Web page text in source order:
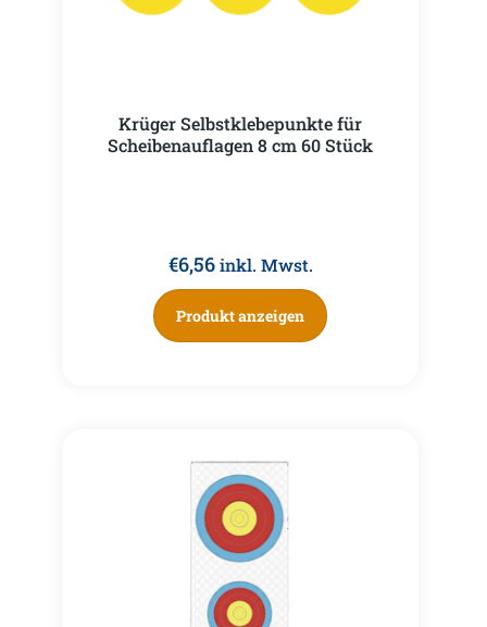
Krüger Selbstklebepunkte für
Scheibenauflagen 8 cm 60 Stück
€6,56 inkl. Mwst.
Produkt anzeigen